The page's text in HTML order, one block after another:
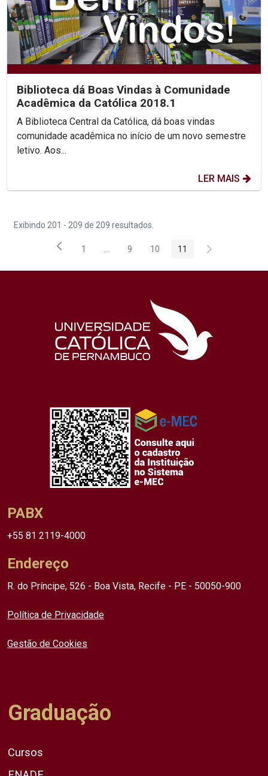
Biblioteca dá Boas Vindas à Comunidade
Acadêmica da Católica 2018.1
A Biblioteca Central da Católica, dá boas vindas
comunidade acadêmica no início de um novo semestre
letivo. Aos...
LER MAIS
Exibindo 201 - 209 de 209 resultados.
Página
1 Páginas intermediárias Usar ABA para
Página
9 Página
10 Página
11
PABX
+55 81 2119-4000
Endereço
R. do Príncipe, 526 - Boa Vista, Recife - PE - 50050-900
Política de Privacidade
Gestão de Cookies
Graduação
Cursos